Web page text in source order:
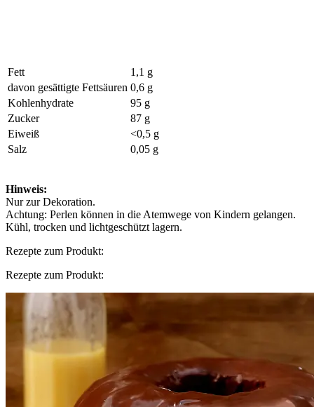
Fett
1,1 g
davon gesättigte Fettsäuren 0,6 g
Kohlenhydrate
95 g
Zucker
87 g
Eiweiß
<0,5 g
Salz
0,05 g
Hinweis:
Nur zur Dekoration.
Achtung: Perlen können in die Atemwege von Kindern gelangen.
Kühl, trocken und lichtgeschützt lagern.
Rezepte zum Produkt:
Rezepte zum Produkt: